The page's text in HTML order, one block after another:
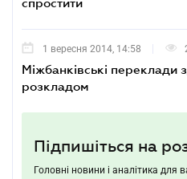
1 вересня 2014, 14:58
Міжбанківські переклади
розкладом
Підпишіться на
Головні новини і аналітика для